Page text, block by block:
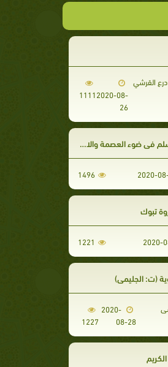
القرشي
2020-08-
26
1111
ضوء العصمة والاجتهاد
1496
تبوك
1221
(ت: الجليمي)
2020-
08-28
1227